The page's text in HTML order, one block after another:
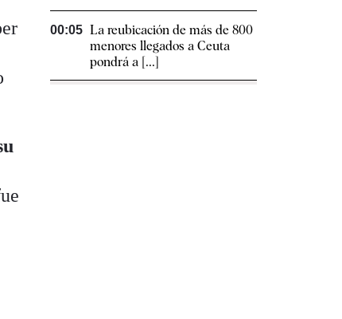
00:05 La reubicación de más de 800
menores llegados a Ceuta
pondrá a [...]